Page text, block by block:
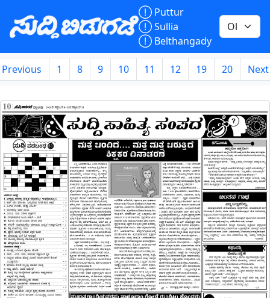
 Puttur
Sullia
 Belthangady
Previous 1 8 9 10 11 12 19 20 Next